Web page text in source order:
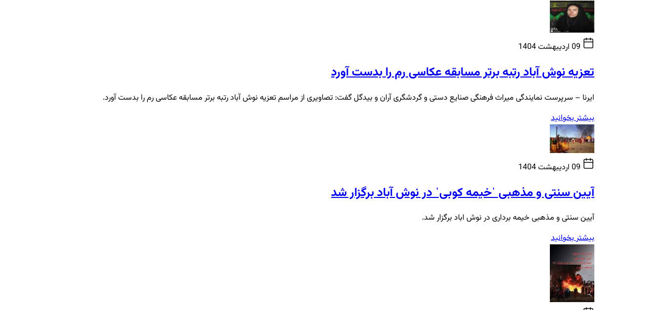
09 اردیبهشت 1404
تعزیه نوش آباد رتبه برتر مسابقه عکاسی رم را بدست آورد
ایرنا – سرپرست نمایندگی میراث فرهنگی صنایع دستی و گردشگری آران و بیدگل گفت: تصاویری از مراسم تعزیه نوش آباد رتبه برتر مسابقه عکاسی رم را بدست آورد.
بیشتر بخوانید
09 اردیبهشت 1404
آیین سنتی و مذهبی ˈخیمه کوبیˈ در نوش آباد برگزار شد
آیین سنتی و مذهبی خیمه برداری در نوش اباد برگزار شد.
بیشتر بخوانید